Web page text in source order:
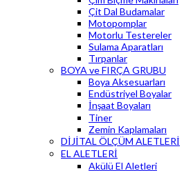
Çit Dal Budamalar
Motopomplar
Motorlu Testereler
Sulama Aparatları
Tırpanlar
BOYA ve FIRÇA GRUBU
Boya Aksesuarları
Endüstriyel Boyalar
İnşaat Boyaları
Tiner
Zemin Kaplamaları
DİJİTAL ÖLÇÜM ALETLERİ
EL ALETLERİ
Akülü El Aletleri